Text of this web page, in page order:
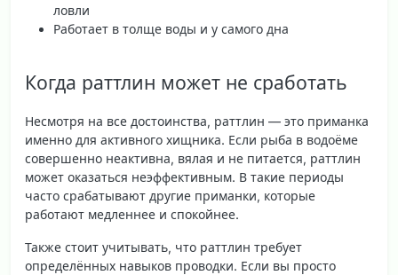
ловли
Работает в толще воды и у самого дна
Когда раттлин может не сработать
Несмотря на все достоинства, раттлин — это приманка
именно для активного хищника. Если рыба в водоёме
совершенно неактивна, вялая и не питается, раттлин
может оказаться неэффективным. В такие периоды
часто срабатывают другие приманки, которые
работают медленнее и спокойнее.
Также стоит учитывать, что раттлин требует
определённых навыков проводки. Если вы просто